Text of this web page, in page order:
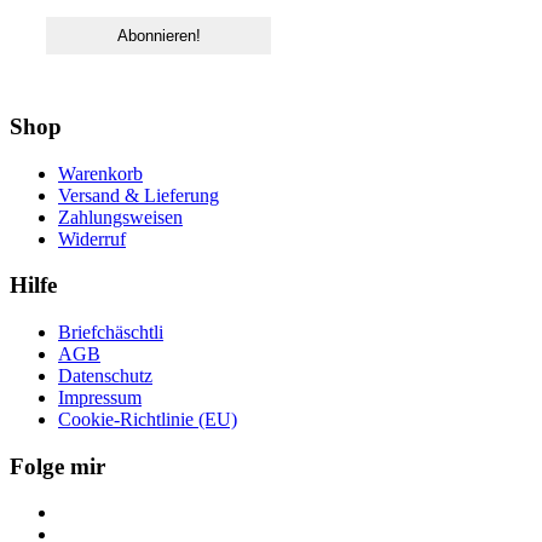
Shop
Warenkorb
Versand & Lieferung
Zahlungsweisen
Widerruf
Hilfe
Briefchäschtli
AGB
Datenschutz
Impressum
Cookie-Richtlinie (EU)
Folge mir